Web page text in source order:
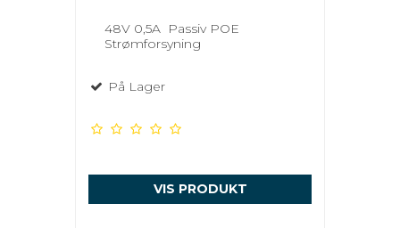
48V 0,5A Passiv POE
Strømforsyning
På Lager
VIS PRODUKT